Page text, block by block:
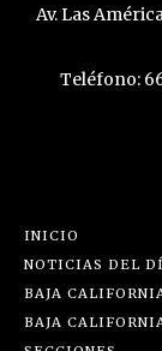
Av. Las
Teléfono:
INICIO
NOTICIAS DEL
BAJA
BAJA